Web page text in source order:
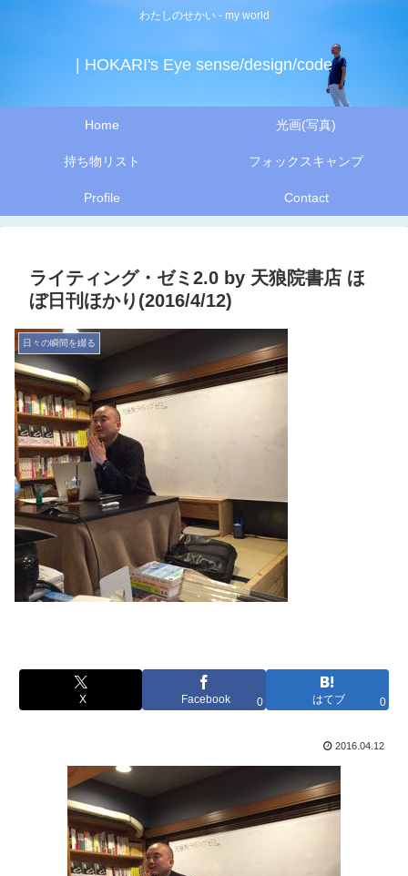
わたしのせかい - my world
| HOKARI's Eye sense/design/code
Home 光画(写真)
持ち物リスト フォックスキャンプ
Profile Contact
ライティング・ゼミ2.0 by 天狼院書店 ほ
ぼ日刊ほかり(2016/4/12)
日々の瞬間を綴る
X Facebook 0 はてブ 0
2016.04.12